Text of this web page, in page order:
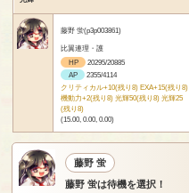
藤野 蛍(p3p003861)
比翼連理・護
HP
20295/20885
AP
2355/4114
クリティカル+10(残り8) EXA+15(残り8)
機動力+2(残り8) 光輝50(残り8) 光輝25
(残り8)
(15.00, 0.00, 0.00)
藤野 蛍
藤野 蛍は待機を選択！